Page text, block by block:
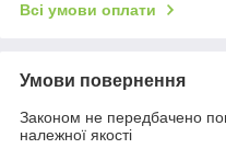
Всі умови оплати
Умови повернення
Законом не передбачено
належної якості